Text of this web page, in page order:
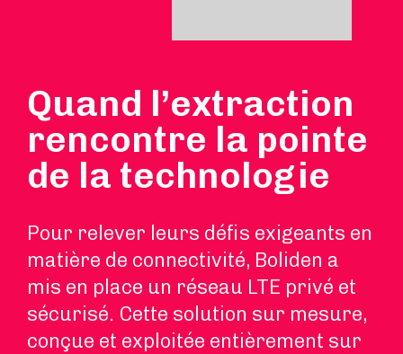
Quand l’extraction
rencontre la pointe
de la technologie
Pour relever leurs défis exigeants en
matière de connectivité, Boliden a
mis en place un réseau LTE privé et
sécurisé. Cette solution sur mesure,
conçue et exploitée entièrement sur